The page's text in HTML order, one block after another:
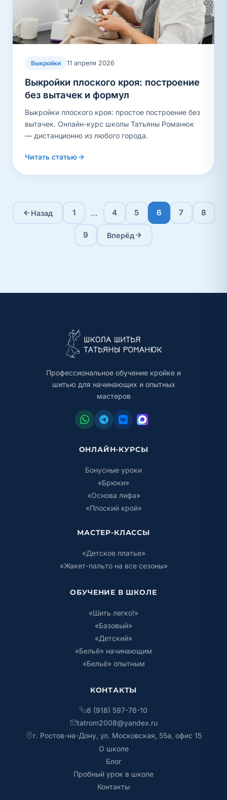
Выкройки 11 апреля 2026
Выкройки плоского кроя: построение
без вытачек и формул
Выкройки плоского кроя: простое построение без
вытачек. Онлайн-курс школы Татьяны Романюк
— дистанционно из любого города.
Читать статью
Назад 1 … 4 5 6 7 8
9 Вперёд
Профессиональное обучение кройке и
шитью для начинающих и опытных
мастеров
ОНЛАЙН-КУРСЫ
Бонусные уроки
«Брюки»
«Основа лифа»
«Плоский крой»
МАСТЕР-КЛАССЫ
«Детское платье»
«Жакет-пальто на все сезоны»
ОБУЧЕНИЕ В ШКОЛЕ
«Шить легко!»
«Базовый»
«Детский»
«Бельё» начинающим
«Бельё» опытным
КОНТАКТЫ
8 (918) 597-76-10
tatrom2008@yandex.ru
г. Ростов-на-Дону, ул. Московская, 55а, офис 15
О школе
Блог
Пробный урок в школе
Контакты